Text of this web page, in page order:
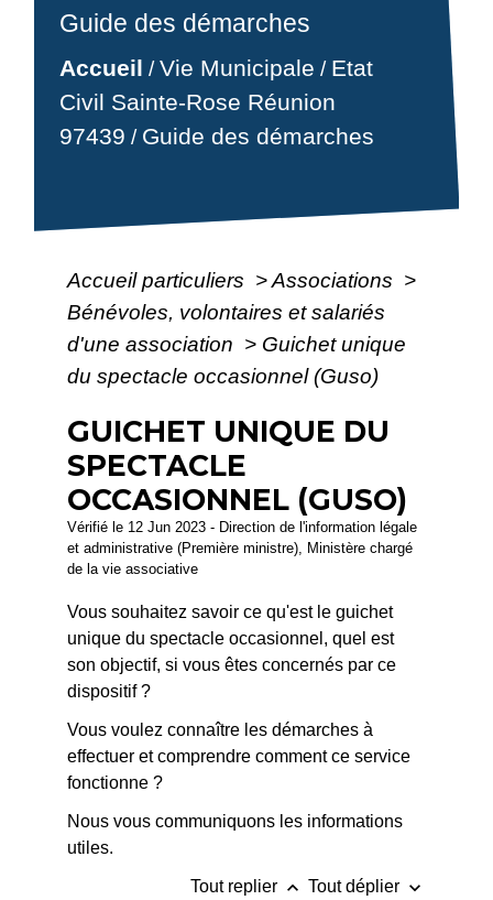
Guide des démarches
Accueil /Vie Municipale / Etat
Civil Sainte-Rose Réunion
97439 / Guide des démarches
Accueil particuliers >Associations >
Bénévoles, volontaires et salariés
d'une association > Guichet unique
du spectacle occasionnel (Guso)
GUICHET UNIQUE DU
SPECTACLE
OCCASIONNEL (GUSO)
Vérifié le 12 Jun 2023 - Direction de l'information légale
et administrative (Première ministre), Ministère chargé
de la vie associative
Vous souhaitez savoir ce qu'est le guichet
unique du spectacle occasionnel, quel est
son objectif, si vous êtes concernés par ce
dispositif ?
Vous voulez connaître les démarches à
effectuer et comprendre comment ce service
fonctionne ?
Nous vous communiquons les informations
utiles.
Tout replier keyboard_arrow_up Tout déplier keyboard_arrow_down